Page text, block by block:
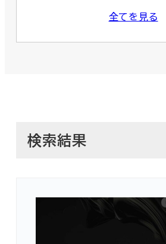
全てを見る
検索結果